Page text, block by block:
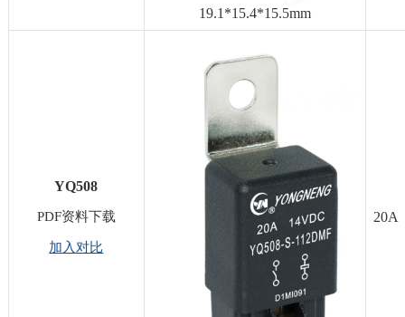
19.1*15.4*15.5mm
YQ508
PDF资料下载
加入对比
20A